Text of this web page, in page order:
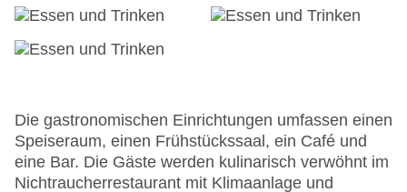
Check-in von: 16:00:00
Konferenzraum
Hotelsafe
WLAN/WiFi im Hotel
Letzte umfassende Renovierung: 2011
Lift
Die gastronomischen Einrichtungen umfassen einen
Speiseraum, einen Frühstückssaal, ein Café und
eine Bar. Die Gäste werden kulinarisch verwöhnt im
Nichtraucherrestaurant mit Klimaanlage und